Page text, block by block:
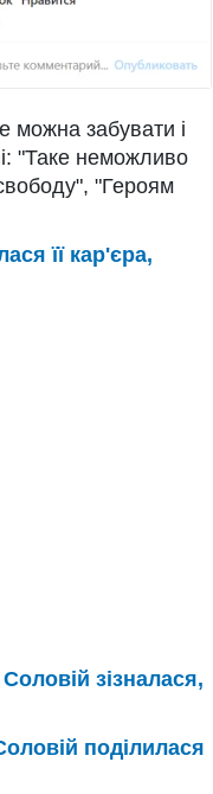
можна забувати і
"Таке неможливо
"Героям
її кар'єра,
зізналася,
поділилася